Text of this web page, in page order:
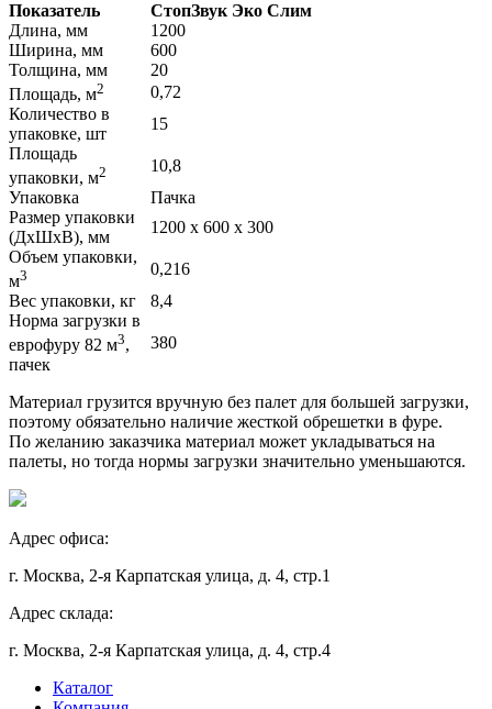
Показатель
СтопЗвук Эко Слим
Длина, мм
1200
Ширина, мм
600
Толщина, мм
20
Площадь, м2
0,72
Количество в
упаковке, шт
15
Площадь
упаковки, м2
10,8
Упаковка
Пачка
Размер упаковки
(ДхШхВ), мм
1200 х 600 х 300
Объем упаковки,
м3
0,216
Вес упаковки, кг
8,4
Норма загрузки в
еврофуру 82 м3,
пачек
380
Материал грузится вручную без палет для большей загрузки,
поэтому обязательно наличие жесткой обрешетки в фуре.
По желанию заказчика материал может укладываться на
палеты, но тогда нормы загрузки значительно уменьшаются.
Адрес офиса:
г. Москва, 2-я Карпатская улица, д. 4, стр.1
Адрес склада:
г. Москва, 2-я Карпатская улица, д. 4, стр.4
Каталог